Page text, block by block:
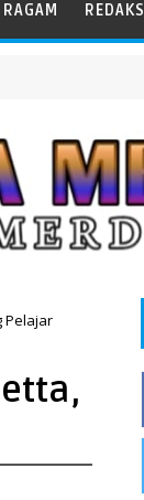
RAGAM REDAKSI
Pelajar